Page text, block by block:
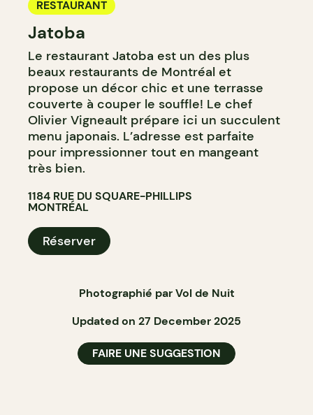
RESTAURANT
Jatoba
Le restaurant Jatoba est un des plus
beaux restaurants de Montréal et
propose un décor chic et une terrasse
couverte à couper le souffle! Le chef
Olivier Vigneault prépare ici un succulent
menu japonais. L’adresse est parfaite
pour impressionner tout en mangeant
très bien.
1184 RUE DU SQUARE-PHILLIPS
MONTRÉAL
Réserver
Photographié par Vol de Nuit
Updated on 27 December 2025
FAIRE UNE SUGGESTION